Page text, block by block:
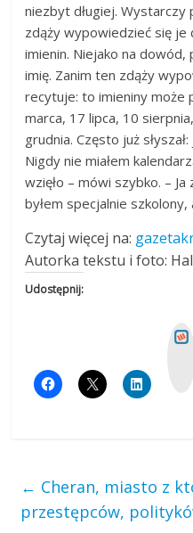
niezbyt długiej. Wystarczy
zdąży wypowiedzieć się je
imienin. Niejako na
imię. Zanim ten zdąży
recytuje: to imieniny może
marca, 17 lipca, 10
grudnia. Często już
Nigdy nie miałem
wzięło – mówi szybko. –
byłem specjalnie
Czytaj więcej na:
Autorka tekstu i foto:
Udostępnij:
← Cheran, miasto z
przestępców,